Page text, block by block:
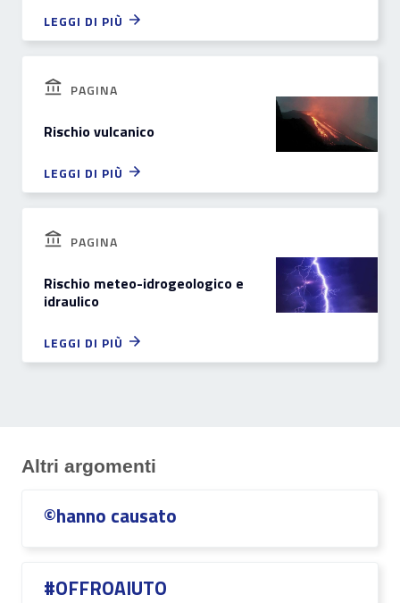
LEGGI DI PIÙ
PAGINA
Rischio vulcanico
LEGGI DI PIÙ
PAGINA
Rischio meteo-idrogeologico e
idraulico
LEGGI DI PIÙ
Altri argomenti
©hanno causato
#OFFROAIUTO